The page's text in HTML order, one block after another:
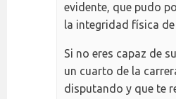
evidente, que pudo
la integridad física
Si no eres capaz de
un cuarto de la
disputando y que te